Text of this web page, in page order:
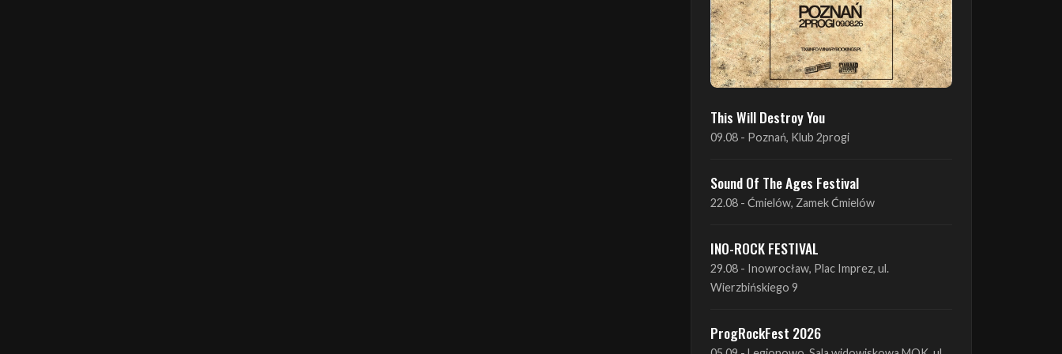
This Will Destroy You
09.08 - Poznań, Klub 2progi
Sound Of The Ages Festival
22.08 - Ćmielów, Zamek Ćmielów
INO-ROCK FESTIVAL
29.08 - Inowrocław, Plac Imprez, ul.
Wierzbińskiego 9
ProgRockFest 2026